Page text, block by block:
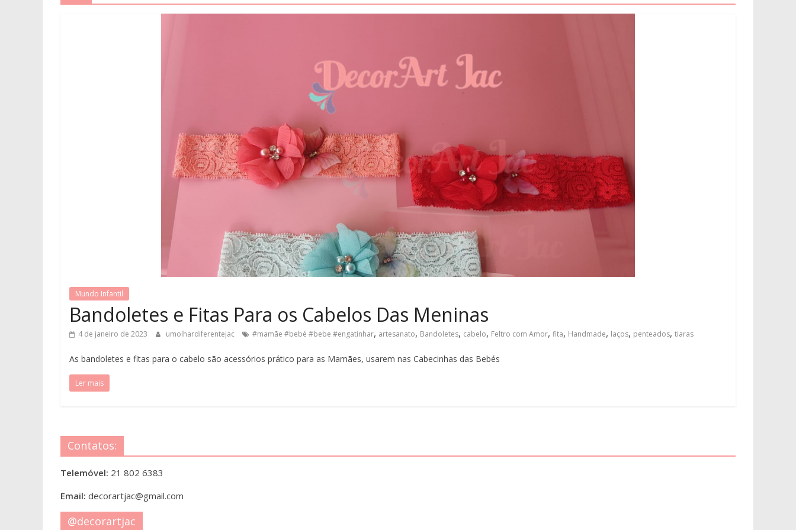
Mundo Infantil
Bandoletes e Fitas Para os Cabelos Das Meninas
4 de janeiro de 2023 umolhardiferentejac #mamãe #bebé #bebe #engatinhar, artesanato, Bandoletes, cabelo, Feltro com Amor, fita, Handmade, laços, penteados, tiaras
As bandoletes e fitas para o cabelo são acessórios prático para as Mamães, usarem nas Cabecinhas das Bebés
Ler mais
Contatos:
Telemóvel: 21 802 6383
Email: decorartjac@gmail.com
@decorartjac